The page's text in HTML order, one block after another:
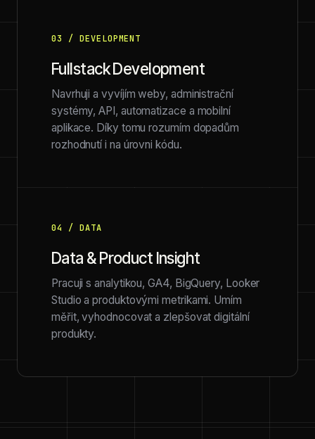
03 / DEVELOPMENT
Fullstack Development
Navrhuji a vyvíjím weby, administrační
systémy, API, automatizace a mobilní
aplikace. Díky tomu rozumím dopadům
rozhodnutí i na úrovni kódu.
04 / DATA
Data & Product Insight
Pracuji s analytikou, GA4, BigQuery, Looker
Studio a produktovými metrikami. Umím
měřit, vyhodnocovat a zlepšovat digitální
produkty.